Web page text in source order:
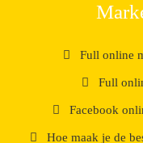
Full online
Full
Facebook
Hoe maak je de